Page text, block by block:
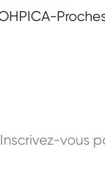
Inscrivez-vous